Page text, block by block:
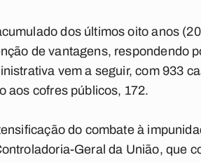
dos últimos oito anos
de vantagens, respondendo
vem a seguir, com 933
aos cofres públicos, 172.
do combate à
Geral da União, que